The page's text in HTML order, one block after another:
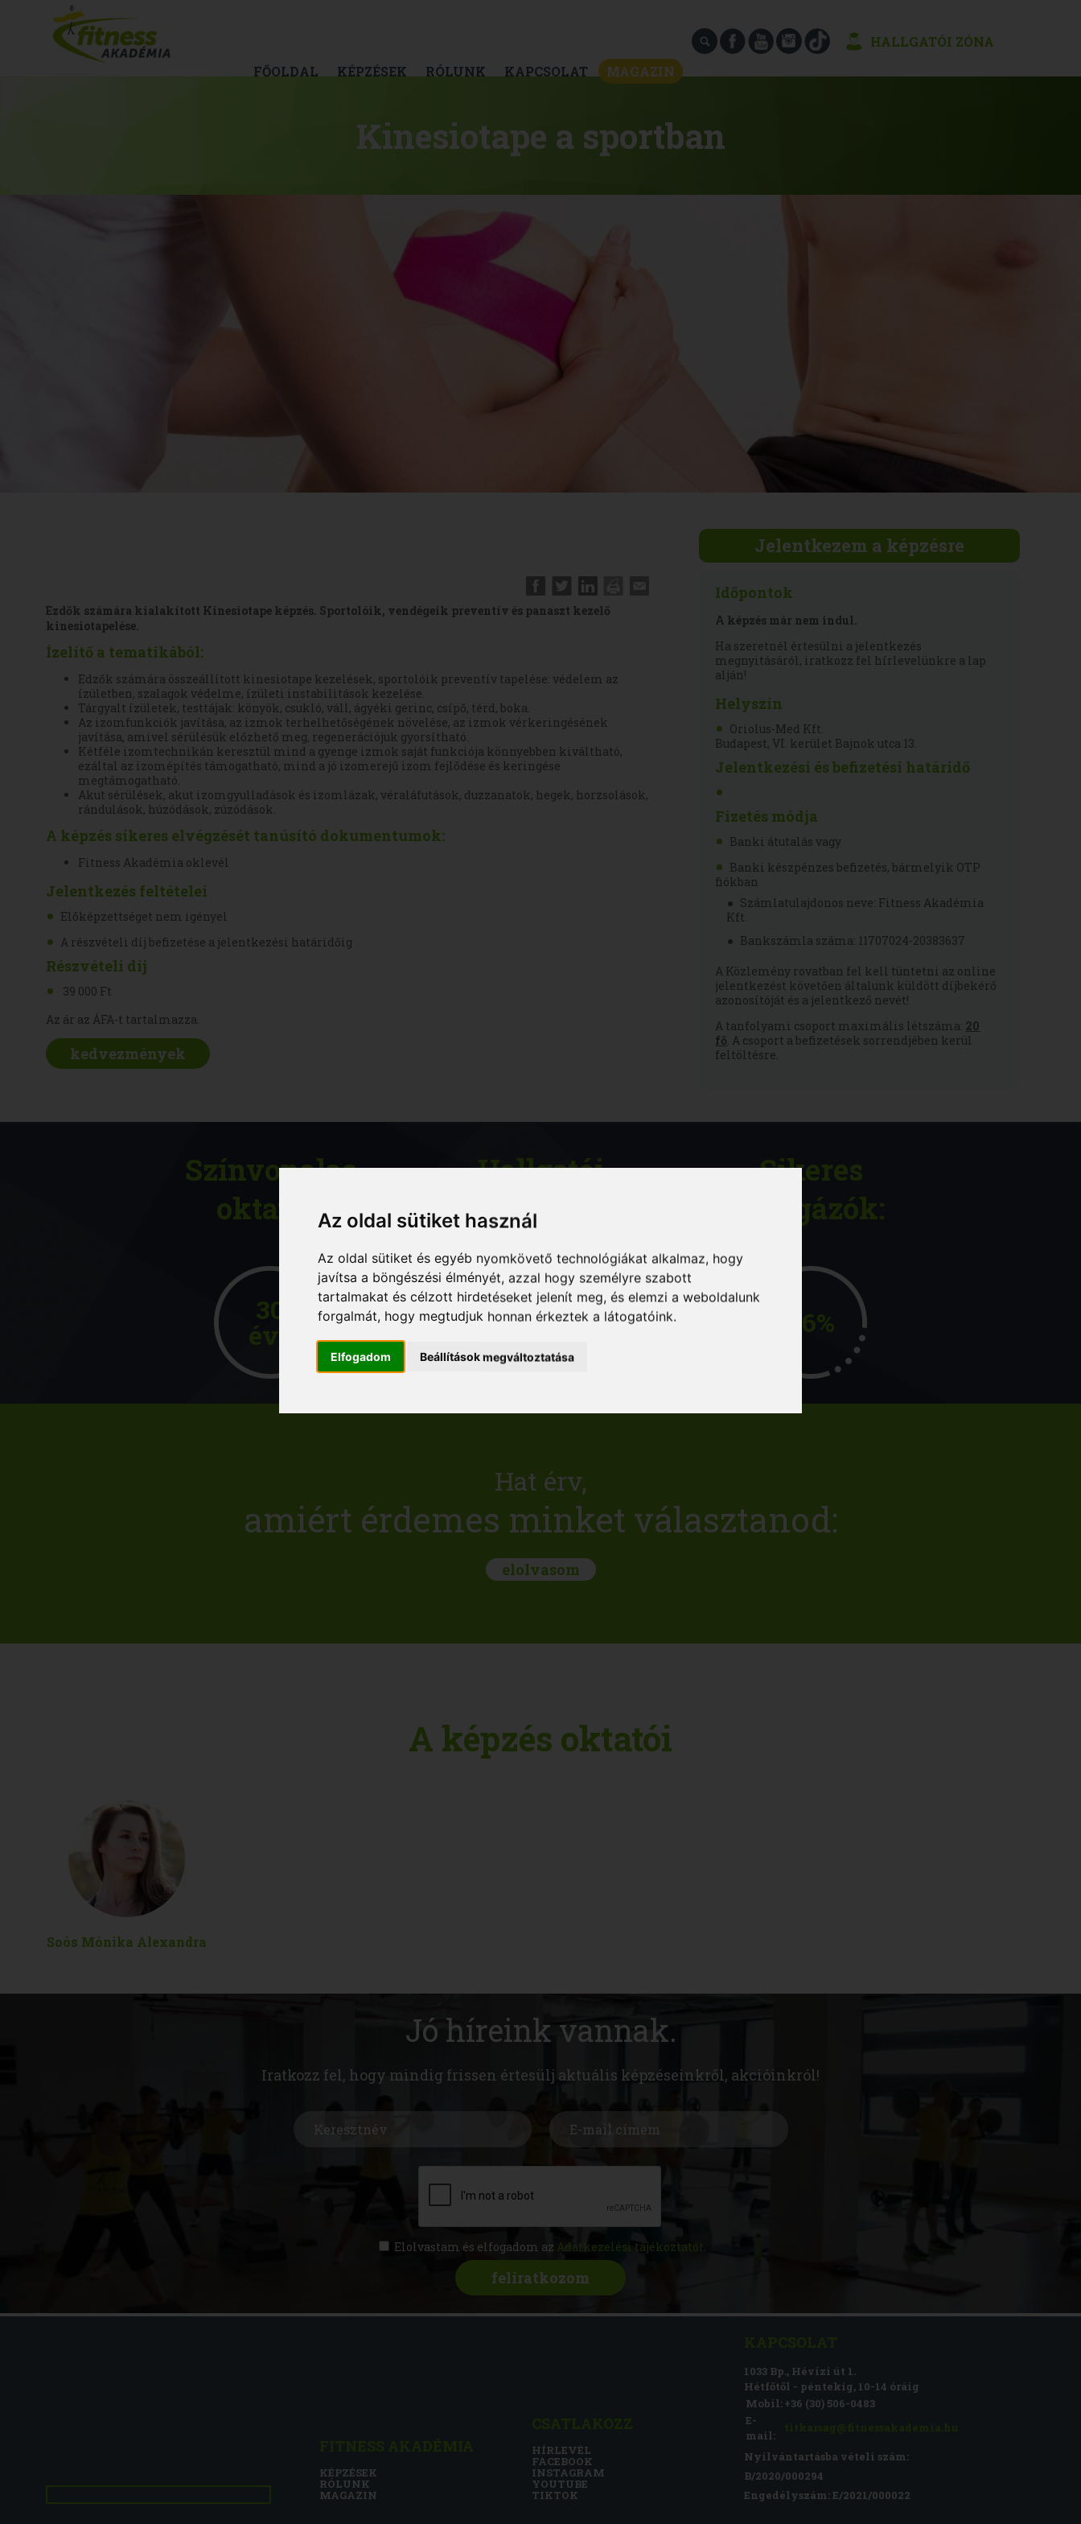
Az oldal sütiket használ
Az oldal sütiket és egyéb nyomkövető technológiákat alkalmaz, hogy
javítsa a böngészési élményét, azzal hogy személyre szabott
tartalmakat és célzott hirdetéseket jelenít meg, és elemzi a weboldalunk
forgalmát, hogy megtudjuk honnan érkeztek a látogatóink.
Elfogadom Beállítások megváltoztatása
HALLGATÓI ZÓNA
FŐOLDAL
KÉPZÉSEK RÓLUNK KAPCSOLAT MAGAZIN
Kinesiotape a sportban
Ezdők számára kialakított Kinesiotape képzés. Sportolóik, vendégeik preventív és panaszt kezelő
kinesiotapelése.
Ízelítő a tematikából:
Edzők számára összeállított kinesiotape kezelések, sportolóik preventív tapelése: védelem az
ízületben, szalagok védelme, ízületi instabilitások kezelése.
Tárgyalt ízületek, testtájak: könyök, csukló, váll, ágyéki gerinc, csípő, térd, boka.
Az izomfunkciók javítása, az izmok terhelhetőségének növelése, az izmok vérkeringésének
javítása, amivel sérülésük előzhető meg, regenerációjuk gyorsítható.
Kétféle izomtechnikán keresztül mind a gyenge izmok saját funkciója könnyebben kiváltható,
ezáltal az izomépítés támogatható, mind a jó izomerejű izom fejlődése és keringése
megtámogatható.
Akut sérülések, akut izomgyulladások és izomlázak, véraláfutások, duzzanatok, hegek, horzsolások,
rándulások, húzódások, zúzódások.
A képzés sikeres elvégzését tanúsító dokumentumok:
Fitness Akadémia oklevél
Jelentkezés feltételei
Előképzettséget nem igényel
A részvételi díj befizetése a jelentkezési határidőig
Részvételi díj
39 000 Ft
Az ár az ÁFA-t tartalmazza.
kedvezmények
Jelentkezem a képzésre
Időpontok
A képzés már nem indul.
Ha szeretnél értesülni a jelentkezés
megnyitásáról, iratkozz fel hírlevelünkre a lap
alján!
Helyszín
Oriolus-Med Kft.
Budapest, VI. kerület Bajnok utca 13.
Jelentkezési és befizetési határidő
Fizetés módja
Banki átutalás vagy
Banki készpénzes befizetés, bármelyik OTP
fiókban
Számlatulajdonos neve: Fitness Akadémia
Kft.
Bankszámla száma: 11707024-20383637
A Közlemény rovatban fel kell tüntetni az online
jelentkezést követően általunk küldött díjbekérő
azonosítóját és a jelentkező nevét!
A tanfolyami csoport maximális létszáma: 20
fő. A csoport a befizetések sorrendjében kerül
feltöltésre.
Színvonalas
oktatás:
30
éve
Hallgatói
elégedettség:
9,2/10
Sikeres
vizsgázók:
96%
Hat érv,
amiért érdemes minket választanod:
elolvasom
A képzés oktatói
Soós Mónika Alexandra
Jó híreink vannak.
Iratkozz fel, hogy mindig frissen értesülj aktuális képzéseinkről, akcióinkról!
Elolvastam és elfogadom az Adatkezelési tájékoztatót.
KÉPZÉSEK
RÓLUNK
MAGAZIN
HÍRLEVÉL
FACEBOOK
INSTAGRAM
YOUTUBE
TIKTOK
1033 Bp., Hévízi út 1.
Hétfőtől - péntekig, 10-14 óráig
Mobil:+36 (30) 506-0483
E-
mail:
Nyilvántartásba vételi szám:
B/2020/000294
Engedélyszám: E/2021/000022